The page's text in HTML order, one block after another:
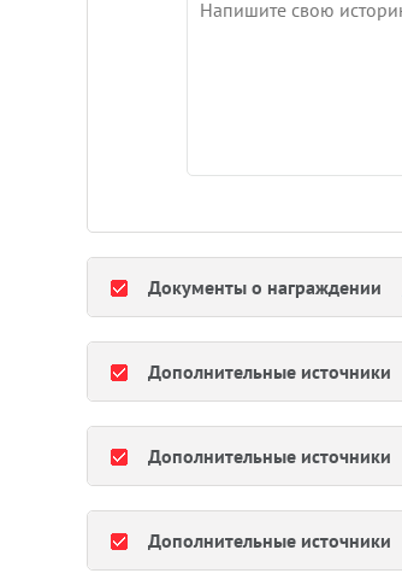
Документы о награждении
Дополнительные источники
Дополнительные источники
Дополнительные источники